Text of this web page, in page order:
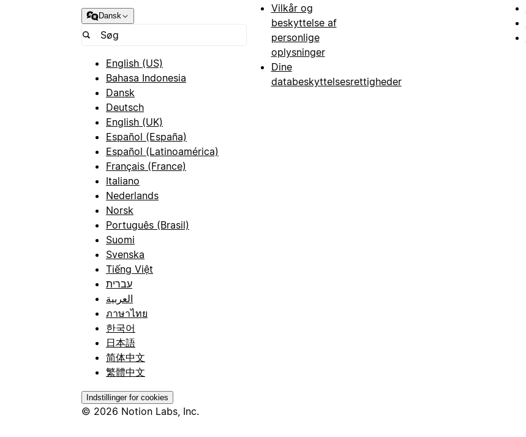
Dansk
English (US)
Bahasa Indonesia
Dansk
Deutsch
English (UK)
Español (España)
Español (Latinoamérica)
Français (France)
Italiano
Nederlands
Norsk
Português (Brasil)
Suomi
Svenska
Tiếng Việt
עברית
العربية
ภาษาไทย
한국어
日本語
简体中文
繁體中文
Indstillinger for cookies
© 2026 Notion Labs, Inc.
Vilkår og
beskyttelse af
personlige
oplysninger
Dine
databeskyttelsesrettigheder